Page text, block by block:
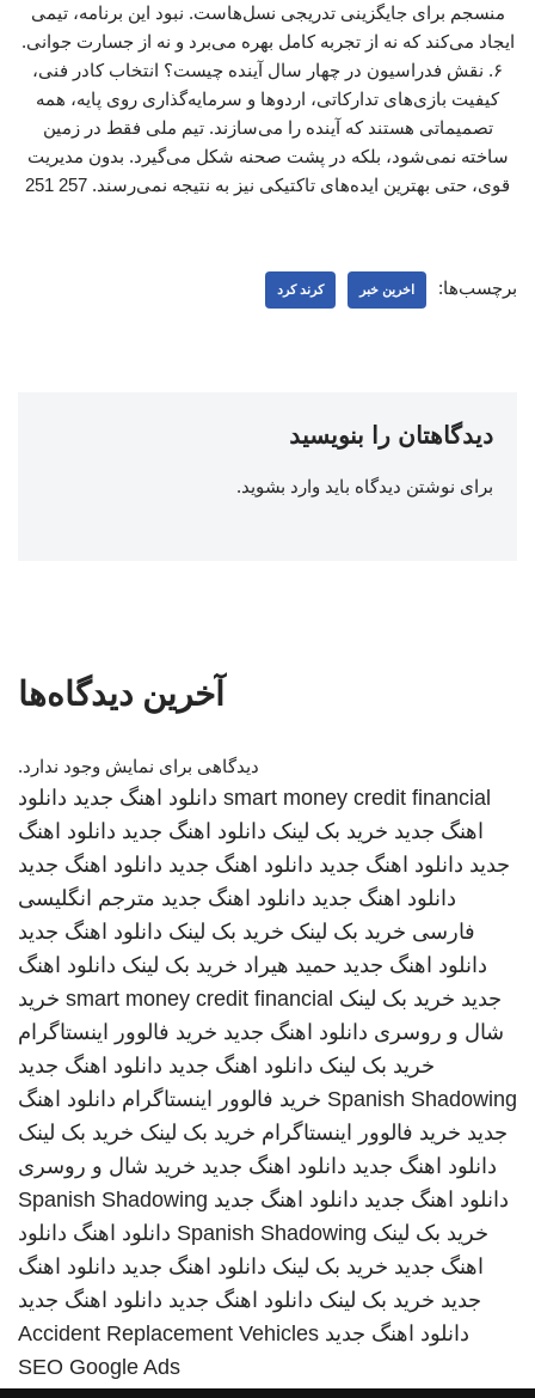
منسجم برای جایگزینی تدریجی نسل‌هاست. نبود این برنامه، تیمی
ایجاد می‌کند که نه از تجربه کامل بهره می‌برد و نه از جسارت جوانی.
۶. نقش فدراسیون در چهار سال آینده چیست؟ انتخاب کادر فنی،
کیفیت بازی‌های تدارکاتی، اردوها و سرمایه‌گذاری روی پایه، همه
تصمیماتی هستند که آینده را می‌سازند. تیم ملی فقط در زمین
ساخته نمی‌شود، بلکه در پشت صحنه شکل می‌گیرد. بدون مدیریت
قوی، حتی بهترین ایده‌های تاکتیکی نیز به نتیجه نمی‌رسند. 257 251
برچسب‌ها: اخرین خبر کرند کرد
دیدگاهتان را بنویسید
برای نوشتن دیدگاه باید وارد بشوید.
آخرین دیدگاه‌ها
دیدگاهی برای نمایش وجود ندارد.
smart money credit financial دانلود اهنگ جدید دانلود
اهنگ جدید خرید بک لینک دانلود اهنگ جدید دانلود اهنگ
جدید دانلود اهنگ جدید دانلود اهنگ جدید دانلود اهنگ جدید
دانلود اهنگ جدید دانلود اهنگ جدید مترجم انگلیسی
فارسی خرید بک لینک خرید بک لینک دانلود اهنگ جدید
دانلود اهنگ جدید حمید هیراد خرید بک لینک دانلود اهنگ
جدید خرید بک لینک smart money credit financial خرید
شال و روسری دانلود اهنگ جدید خرید فالوور اینستاگرام
خرید بک لینک دانلود اهنگ جدید دانلود اهنگ جدید
Spanish Shadowing خرید فالوور اینستاگرام دانلود اهنگ
جدید خرید فالوور اینستاگرام خرید بک لینک خرید بک لینک
دانلود اهنگ جدید دانلود اهنگ جدید خرید شال و روسری
دانلود اهنگ جدید دانلود اهنگ جدید Spanish Shadowing
خرید بک لینک Spanish Shadowing دانلود اهنگ دانلود
اهنگ جدید خرید بک لینک دانلود اهنگ جدید دانلود اهنگ
جدید خرید بک لینک دانلود اهنگ جدید دانلود اهنگ جدید
دانلود اهنگ جدید Accident Replacement Vehicles
SEO Google Ads